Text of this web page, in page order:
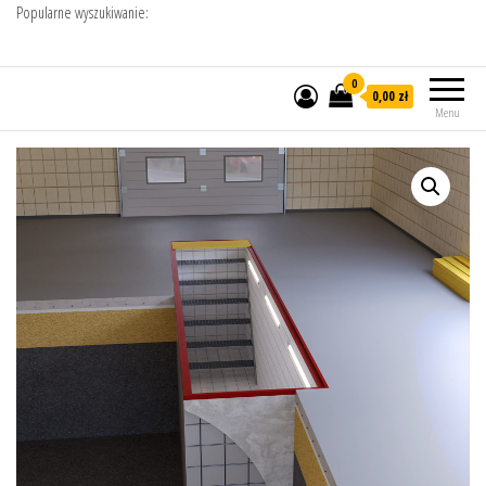
Popularne wyszukiwanie:
Menu
0
0,00 zł